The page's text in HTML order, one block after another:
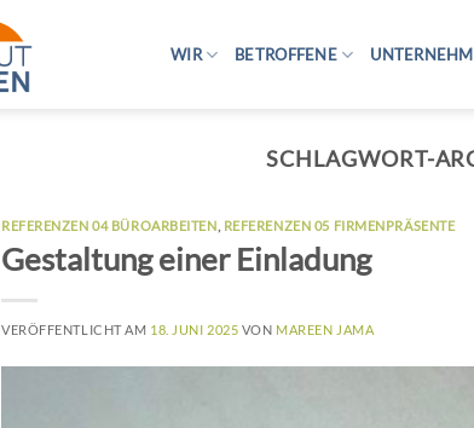
WIR BETROFFENE
SCHLAGWORT-
REFERENZEN 04 BÜROARBEITEN, REFERENZEN 05 FIRMENPRÄSENTE
Gestaltung einer Einladung
VERÖFFENTLICHT AM 18. JUNI 2025 VON MAREEN JAMA